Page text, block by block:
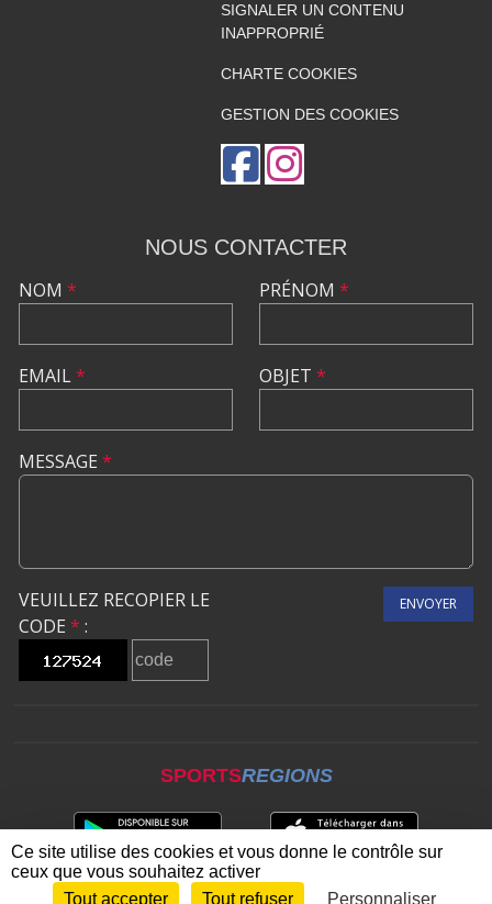
SIGNALER UN CONTENU
INAPPROPRIÉ
CHARTE COOKIES
GESTION DES COOKIES
NOUS CONTACTER
NOM *
EMAIL*
PRÉNOM *
OBJET *
MESSAGE *
VEUILLEZ RECOPIER LE
CODE * :
ENVOYER
SPORTSREGIONS
Envie de participer ?
Ce site utilise des cookies et vous donne le contrôle sur
ceux que vous souhaitez activer
Tout accepter
Tout refuser Personnaliser